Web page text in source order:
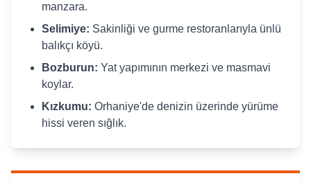
manzara.
Selimiye: Sakinliği ve gurme restoranlarıyla ünlü
balıkçı köyü.
Bozburun: Yat yapımının merkezi ve masmavi
koylar.
Kızkumu: Orhaniye'de denizin üzerinde yürüme
hissi veren sığlık.